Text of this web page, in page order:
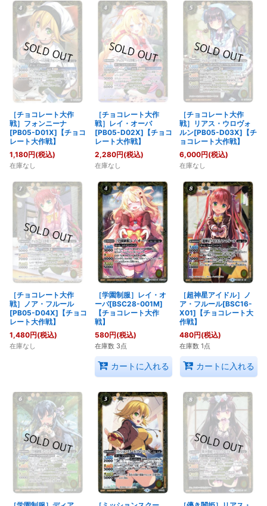
［チョコレート大作
戦］フォンニーナ
[PB05-D01X]【チョコ
レート大作戦】
1,180円(税込)
在庫なし
［チョコレート大作
戦］レイ・オーバ
[PB05-D02X]【チョコ
レート大作戦】
2,280円(税込)
在庫なし
［チョコレート大作
戦］リアス・ウロヴォ
ルン[PB05-D03X]【チ
ョコレート大作戦】
6,000円(税込)
在庫なし
［チョコレート大作
戦］ノア・フルール
[PB05-D04X]【チョコ
レート大作戦】
1,480円(税込)
在庫なし
［学園制服］レイ・オ
ーバ[BSC28-001M]
【チョコレート大作
戦】
580円(税込)
在庫数 3点
カートに入れる
［超神星アイドル］ノ
ア・フルール[BSC16-
X01]【チョコレート大
作戦】
480円(税込)
在庫数 1点
カートに入れる